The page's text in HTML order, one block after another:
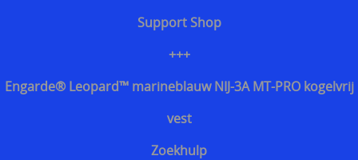
Support Shop
+++
Engarde® Leopard™ marineblauw NIJ-3A MT-PRO kogelvrij
vest
Zoekhulp